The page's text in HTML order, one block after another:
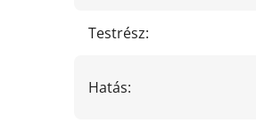
Testrész:
Hatás: